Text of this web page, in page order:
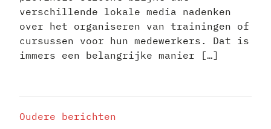
verschillende lokale media nadenken
over het organiseren van trainingen of
cursussen voor hun medewerkers. Dat is
immers een belangrijke manier […]
BERICHTENNAVIGATIE
Oudere berichten